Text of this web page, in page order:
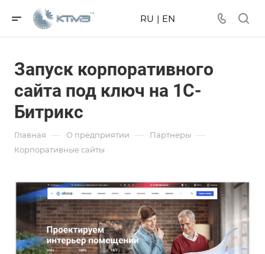
RU | EN
Запуск корпоративного
сайта под ключ на 1С-
Битрикс
Главная — О предприятии — Партнеры —
Корпоративные сайты